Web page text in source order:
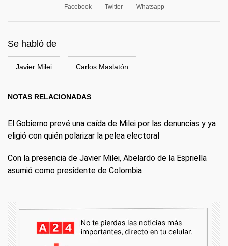
Facebook Twitter Whatsapp
Se habló de
Javier Milei Carlos Maslatón
NOTAS RELACIONADAS
El Gobierno prevé una caída de Milei por las denuncias y ya
eligió con quién polarizar la pelea electoral
Con la presencia de Javier Milei, Abelardo de la Espriella
asumió como presidente de Colombia